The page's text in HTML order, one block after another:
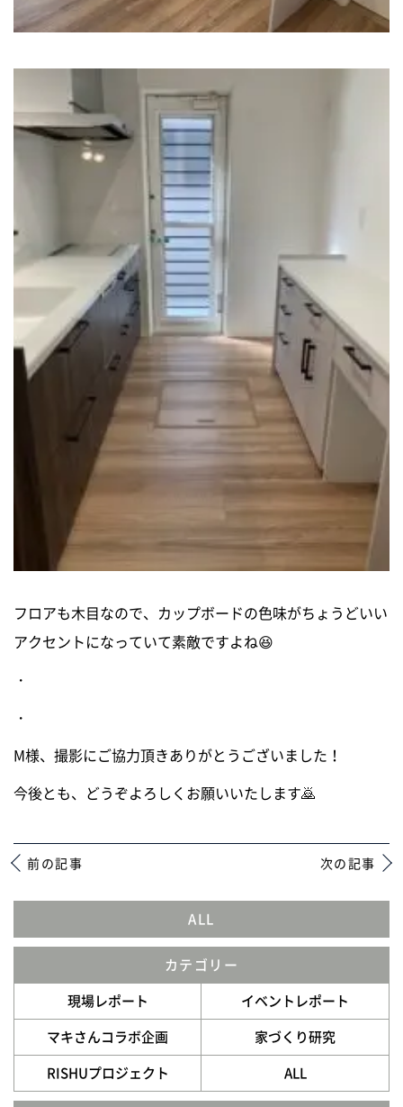
フロアも木目なので、カップボードの色味がちょうどいい
アクセントになっていて素敵ですよね😆
・
・
M様、撮影にご協力頂きありがとうございました！
今後とも、どうぞよろしくお願いいたします🙇
前の記事 次の記事
ALL
カテゴリー
現場レポート
イベントレポート
マキさんコラボ企画
家づくり研究
RISHUプロジェクト
ALL